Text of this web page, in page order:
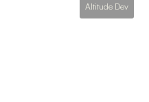
Altitude Dev